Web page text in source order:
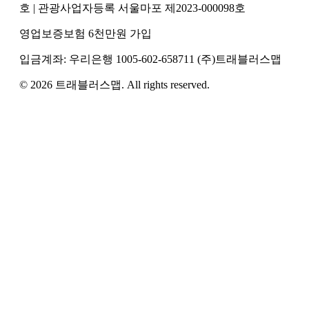
호 | 관광사업자등록 서울마포 제2023-000098호
영업보증보험 6천만원 가입
입금계좌: 우리은행 1005-602-658711 (주)트래블러스맵
© 2026 트래블러스맵. All rights reserved.